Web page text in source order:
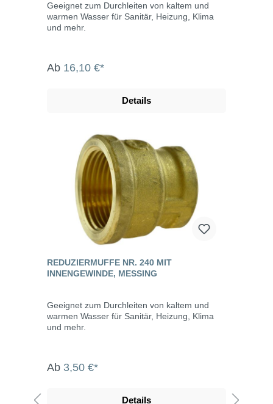
Geeignet zum Durchleiten von kaltem und
warmen Wasser für Sanitär, Heizung, Klima
und mehr.
Ab 16,10 €*
Details
REDUZIERMUFFE NR. 240 MIT
INNENGEWINDE, MESSING
Geeignet zum Durchleiten von kaltem und
warmen Wasser für Sanitär, Heizung, Klima
und mehr.
Ab 3,50 €*
Details